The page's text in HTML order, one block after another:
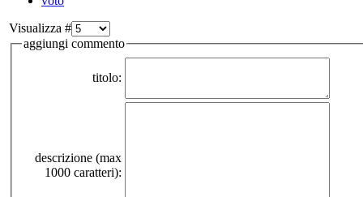
Visualizza #
aggiungi commento
titolo:
descrizione (max
1000 caratteri):